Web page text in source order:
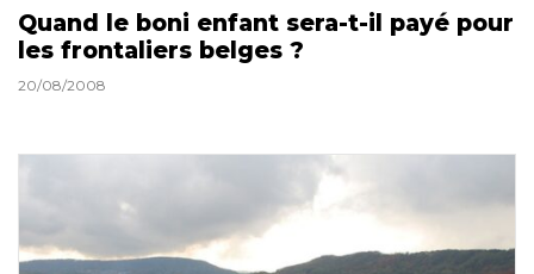
Quand le boni enfant sera-t-il payé pour
les frontaliers belges ?
20/08/2008